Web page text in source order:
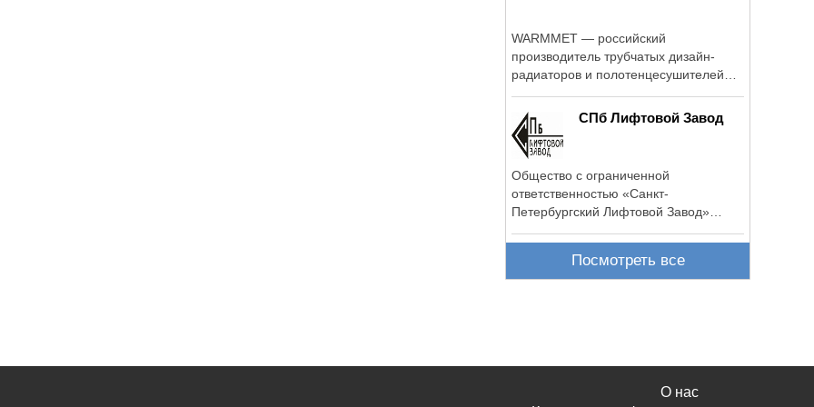
WARMMET — российский
производитель трубчатых дизайн-
радиаторов и полотенцесушителей
СПб Лифтовой Завод
Общество с ограниченной
ответственностью «Санкт-
Петербургский Лифтовой Завод»
Посмотреть все
О нас